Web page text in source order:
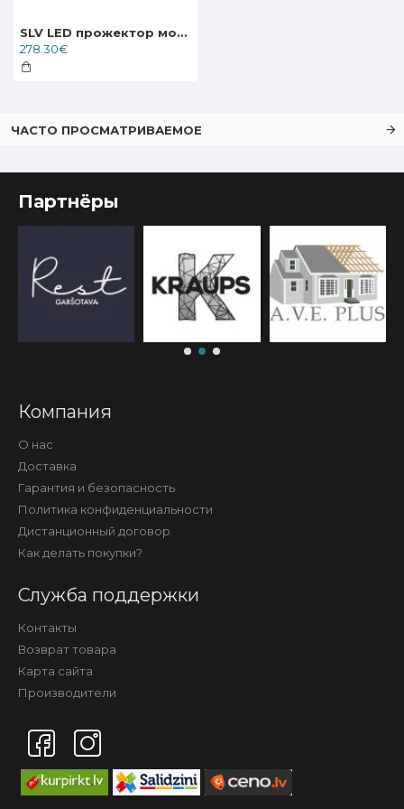
SLV LED прожектор монтируемый на 3-фазный трек, шинопровод 240V EURO CUBE, 152780; 152781
278.30€
ЧАСТО ПРОСМАТРИВАЕМОЕ
Партнёры
Компания
О нас
Доставка
Гарантия и безопасность
Политика конфиденциальности
Дистанционный договор
Как делать покупки?
Служба поддержки
Контакты
Возврат товара
Карта сайта
Производители